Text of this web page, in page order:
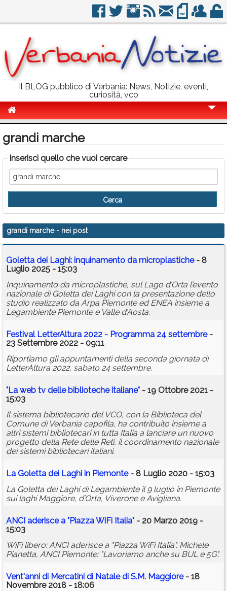
Il BLOG pubblico di Verbania: News, Notizie, eventi,
curiosità, vco
Politica
Sport
Eventi
Info Utili
Rubriche
Calendario
Annunci
grandi marche
Inserisci quello che vuoi cercare
grandi marche- nei post
Goletta dei Laghi: inquinamento da microplastiche- 8
Luglio 2025 - 15:03
Inquinamento da microplastiche, sul Lago d’Orta l’evento
nazionale di Goletta dei Laghi con la presentazione dello
studio realizzato da Arpa Piemonte ed ENEA insieme a
Legambiente Piemonte e Valle d’Aosta.
Festival LetterAltura 2022 - Programma 24 settembre-
23 Settembre 2022 - 09:11
Riportiamo gli appuntamenti della seconda giornata di
LetterAltura 2022, sabato 24 settembre.
"La web tv delle biblioteche italiane" - 19 Ottobre 2021 -
15:03
Il sistema bibliotecario del VCO, con la Biblioteca del
Comune di Verbania capofila, ha contribuito insieme a
altri sistemi bibliotecari in tutta Italia a lanciare un nuovo
progetto della Rete delle Reti, il coordinamento nazionale
dei sistemi bibliotecari italiani.
La Goletta dei Laghi in Piemonte- 8 Luglio 2020 - 15:03
La Goletta dei Laghi di Legambiente il 9 luglio in Piemonte
sui laghi Maggiore, d’Orta, Viverone e Avigliana.
ANCI aderisce a "Piazza WiFi Italia" - 20 Marzo 2019 -
15:03
WiFi libero: ANCI aderisce a "Piazza WiFi Italia". Michele
Pianetta, ANCI Piemonte: "Lavoriamo anche su BUL e 5G".
Vent'anni di Mercatini di Natale di S.M. Maggiore- 18
Novembre 2018 - 18:06